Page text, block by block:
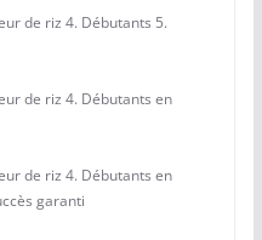
de riz 4. Débutants 5.
de riz 4. Débutants en
de riz 4. Débutants en
garanti